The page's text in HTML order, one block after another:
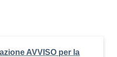
AVVISO per la